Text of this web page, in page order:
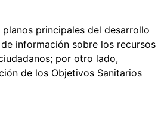
principales del desarrollo
información sobre los recursos
por otro lado,
de los Objetivos Sanitarios